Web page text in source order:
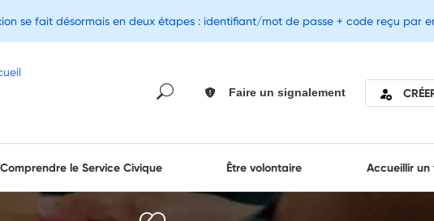
Faire un signalement
Comprendre le Service Civique Être volontaire Accueillir un
se fait désormais en deux étapes : identifiant/mot de passe + code reçu par